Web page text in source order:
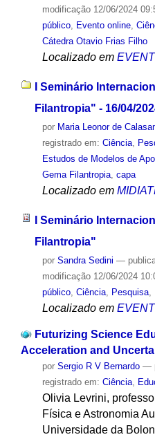
modificação12/06/2024
público, Evento online,
Cátedra Otavio Frias Filho
Localizado em
I Seminário
Filantropia" - 16/04/
por Maria Leonor de
registrado em: Ciência,
Estudos de Modelos de
Gema Filantropia, capa
Localizado em
I Seminário
Filantropia"
por Sandra Sedini —
modificação12/06/2024
público, Ciência, Pesquisa,
Localizado em
Futurizing Science
Acceleration and
por Sergio R V Bernardo —
registrado em: Ciência,
Olivia Levrini,
Física e Astronomia
Universidade da